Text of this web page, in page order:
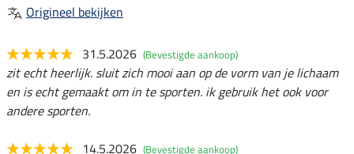
Origineel bekijken
31.5.2026 (Bevestigde aankoop)
zit echt heerlijk. sluit zich mooi aan op de vorm van je lichaam
en is echt gemaakt om in te sporten. ik gebruik het ook voor
andere sporten.
14.5.2026 (Bevestigde aankoop)